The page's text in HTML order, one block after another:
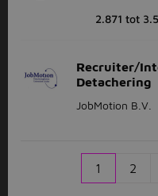
2.871 tot
Recruiter/
Detachering
JobMotion B.V.
1 2